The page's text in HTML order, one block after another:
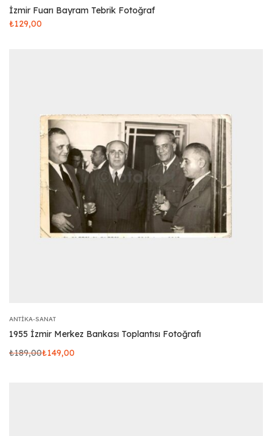
İzmir Fuarı Bayram Tebrik Fotoğraf
₺129,00
ANTIKA-SANAT
1955 İzmir Merkez Bankası Toplantısı Fotoğrafı
₺189,00₺149,00